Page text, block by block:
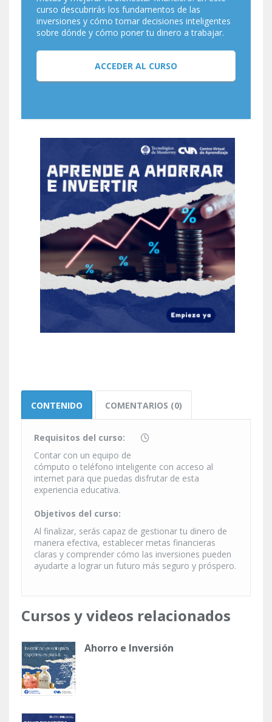
curso descubrirás los fundamentos de las
inversiones y cómo tomar decisiones inteligentes
sobre dónde y cómo poner tu dinero a trabajar.
ACCEDER AL CURSO
CONTENIDO COMENTARIOS (0)
Requisitos del curso:
Contar con un equipo de
cómputo o teléfono inteligente con acceso al
internet para que puedas disfrutar de esta
experiencia educativa.
Objetivos del curso:
Al finalizar, serás capaz de gestionar tu dinero de
manera efectiva, establecer metas financieras
claras y comprender cómo las inversiones pueden
ayudarte a lograr un futuro más seguro y próspero.
Cursos y videos relacionados
Ahorro e Inversión